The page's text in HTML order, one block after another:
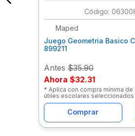
:
Maped
Juego Geometria Basico
899211
Antes $35.90
Ahora $32.31
* Aplica con compra mínima de
útiles escolares seleccionados
Comprar